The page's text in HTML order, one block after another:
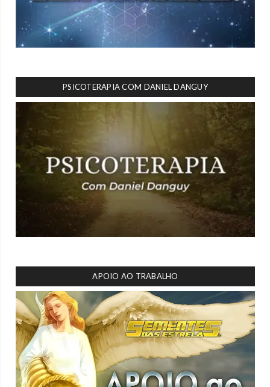
PSICOTERAPIA COM DANIEL DANGUY
APOIO AO TRABALHO